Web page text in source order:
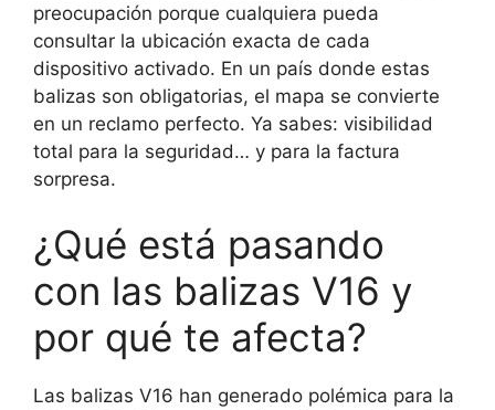
preocupación porque cualquiera pueda
consultar la ubicación exacta de cada
dispositivo activado. En un país donde estas
balizas son obligatorias, el mapa se convierte
en un reclamo perfecto. Ya sabes: visibilidad
total para la seguridad… y para la factura
sorpresa.
¿Qué está pasando
con las balizas V16 y
por qué te afecta?
Las balizas V16 han generado polémica para la